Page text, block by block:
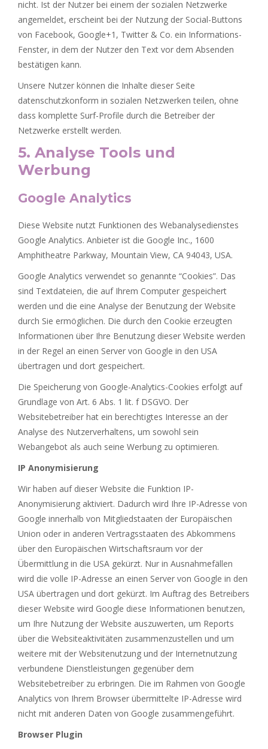
nicht. Ist der Nutzer bei einem der sozialen Netzwerke
angemeldet, erscheint bei der Nutzung der Social-Buttons
von Facebook, Google+1, Twitter & Co. ein Informations-
Fenster, in dem der Nutzer den Text vor dem Absenden
bestätigen kann.
Unsere Nutzer können die Inhalte dieser Seite
datenschutzkonform in sozialen Netzwerken teilen, ohne
dass komplette Surf-Profile durch die Betreiber der
Netzwerke erstellt werden.
5. Analyse Tools und
Werbung
Google Analytics
Diese Website nutzt Funktionen des Webanalysedienstes
Google Analytics. Anbieter ist die Google Inc., 1600
Amphitheatre Parkway, Mountain View, CA 94043, USA.
Google Analytics verwendet so genannte “Cookies”. Das
sind Textdateien, die auf Ihrem Computer gespeichert
werden und die eine Analyse der Benutzung der Website
durch Sie ermöglichen. Die durch den Cookie erzeugten
Informationen über Ihre Benutzung dieser Website werden
in der Regel an einen Server von Google in den USA
übertragen und dort gespeichert.
Die Speicherung von Google-Analytics-Cookies erfolgt auf
Grundlage von Art. 6 Abs. 1 lit. f DSGVO. Der
Websitebetreiber hat ein berechtigtes Interesse an der
Analyse des Nutzerverhaltens, um sowohl sein
Webangebot als auch seine Werbung zu optimieren.
IP Anonymisierung
Wir haben auf dieser Website die Funktion IP-
Anonymisierung aktiviert. Dadurch wird Ihre IP-Adresse von
Google innerhalb von Mitgliedstaaten der Europäischen
Union oder in anderen Vertragsstaaten des Abkommens
über den Europäischen Wirtschaftsraum vor der
Übermittlung in die USA gekürzt. Nur in Ausnahmefällen
wird die volle IP-Adresse an einen Server von Google in den
USA übertragen und dort gekürzt. Im Auftrag des Betreibers
dieser Website wird Google diese Informationen benutzen,
um Ihre Nutzung der Website auszuwerten, um Reports
über die Websiteaktivitäten zusammenzustellen und um
weitere mit der Websitenutzung und der Internetnutzung
verbundene Dienstleistungen gegenüber dem
Websitebetreiber zu erbringen. Die im Rahmen von Google
Analytics von Ihrem Browser übermittelte IP-Adresse wird
nicht mit anderen Daten von Google zusammengeführt.
Browser Plugin